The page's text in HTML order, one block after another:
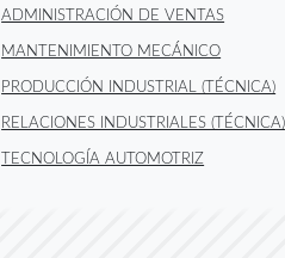
ADMINISTRACIÓN DE VENTAS
MANTENIMIENTO MECÁNICO
PRODUCCIÓN INDUSTRIAL (TÉCNICA)
RELACIONES INDUSTRIALES (TÉCNICA)
TECNOLOGÍA AUTOMOTRIZ